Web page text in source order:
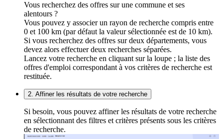
Vous recherchez des offres sur une commune et ses
alentours ?
Vous pouvez y associer un rayon de recherche compris entre
0 et 100 km (par défaut la valeur sélectionnée est de 10 km).
Si vous recherchez des offres sur deux départements, vous
devez alors effectuer deux recherches séparées.
Lancez votre recherche en cliquant sur la loupe ; la liste des
offres d'emploi correspondant à vos critères de recherche est
restituée.
2. Affiner les résultats de votre recherche
Si besoin, vous pouvez affiner les résultats de votre recherche
en sélectionnant des filtres et critères présents sous les critères
de recherche.